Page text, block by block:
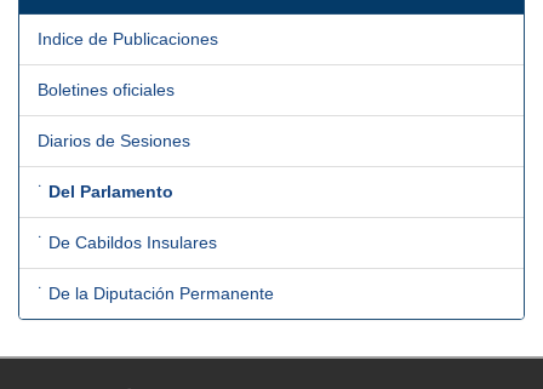
Indice de Publicaciones
Boletines oficiales
Diarios de Sesiones
˙ Del Parlamento
˙ De Cabildos Insulares
˙ De la Diputación Permanente